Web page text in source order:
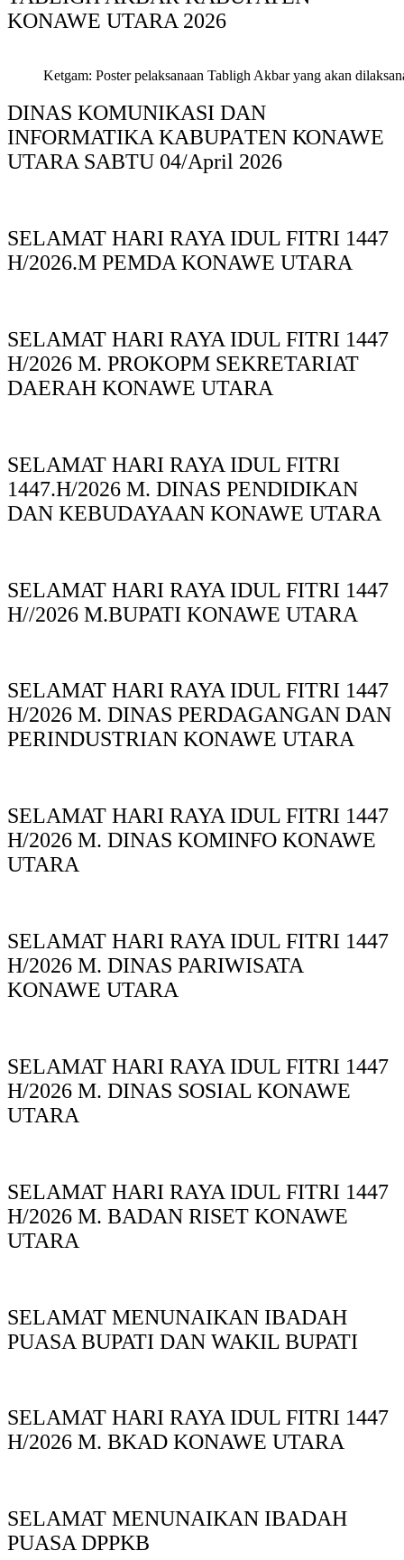
KONAWE UTARA 2026
Ketgam: Poster pelaksanaan Tabligh Akbar yang akan
DINAS KOMUNIKASI DAN
INFORMATIKA KABUPAΤΕΝ ΚΟNAWE
UTARA SABTU 04/April 2026
SELAMAT HARI RAYA IDUL FITRI 1447
H/2026.M PEMDA KONAWE UTARA
SELAMAT HARI RAYA IDUL FITRI 1447
H/2026 M. PROKOPM SEKRETARIAT
DAERAH KONAWE UTARA
SELAMAT HARI RAYA IDUL FITRI
1447.H/2026 M. DINAS PENDIDIKAN
DAN KEBUDAYAAN KONAWE UTARA
SELAMAT HARI RAYA IDUL FITRI 1447
H//2026 M.BUPATI KONAWE UTARA
SELAMAT HARI RAYA IDUL FITRI 1447
H/2026 M. DINAS PERDAGANGAN DAN
PERINDUSTRIAN KONAWE UTARA
SELAMAT HARI RAYA IDUL FITRI 1447
H/2026 M. DINAS KOMINFO KONAWE
UTARA
SELAMAT HARI RAYA IDUL FITRI 1447
H/2026 M. DINAS PARIWISATA
KONAWE UTARA
SELAMAT HARI RAYA IDUL FITRI 1447
H/2026 M. DINAS SOSIAL KONAWE
UTARA
SELAMAT HARI RAYA IDUL FITRI 1447
H/2026 M. BADAN RISET KONAWE
UTARA
SELAMAT MENUNAIKAN IBADAH
PUASA BUPATI DAN WAKIL BUPATI
SELAMAT HARI RAYA IDUL FITRI 1447
H/2026 M. BKAD KONAWE UTARA
SELAMAT MENUNAIKAN IBADAH
PUASA DPPKB